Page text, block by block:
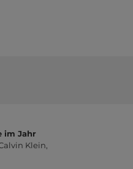
im Jahr
Klein,